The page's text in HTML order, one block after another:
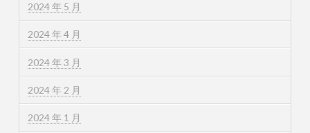
2024 年 5 月
2024 年 4 月
2024 年 3 月
2024 年 2 月
2024 年 1 月